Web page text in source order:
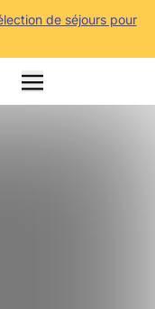
de séjours pour